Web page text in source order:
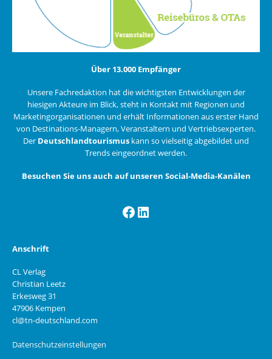
Über 13.000 Empfänger
Unsere Fachredaktion hat die wichtigsten Entwicklungen der
hiesigen Akteure im Blick, steht in Kontakt mit Regionen und
Marketingorganisationen und erhält Informationen aus erster Hand
von Destinations-Managern, Veranstaltern und Vertriebsexperten.
Der Deutschlandtourismus kann so vielseitig abgebildet und
Trends eingeordnet werden.
Besuchen Sie uns auch auf unseren Social-Media-Kanälen
Facebook
LinkedIn
Anschrift
CL Verlag
Christian Leetz
Erkesweg 31
47906 Kempen
cl@tn-deutschland.com
Datenschutzeinstellungen